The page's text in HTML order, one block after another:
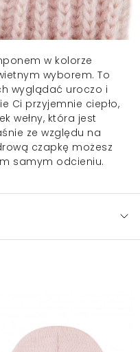
w kolorze
wyborem. To
wyglądać uroczo i
Ci przyjemnie ciepło,
wełny, która jest
ze względu na
czapkę możesz
samym odcieniu.